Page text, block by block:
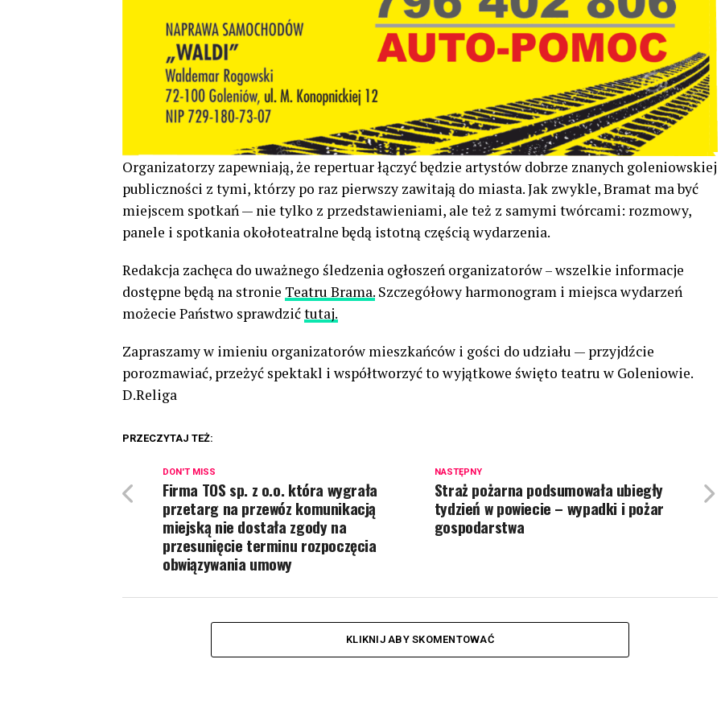
Organizatorzy zapewniają, że repertuar łączyć będzie artystów dobrze znanych goleniowskiej
publiczności z tymi, którzy po raz pierwszy zawitają do miasta. Jak zwykle, Bramat ma być
miejscem spotkań — nie tylko z przedstawieniami, ale też z samymi twórcami: rozmowy,
panele i spotkania okołoteatralne będą istotną częścią wydarzenia.
Redakcja zachęca do uważnego śledzenia ogłoszeń organizatorów – wszelkie informacje
dostępne będą na stronie Teatru Brama. Szczegółowy harmonogram i miejsca wydarzeń
możecie Państwo sprawdzićtutaj.
Zapraszamy w imieniu organizatorów mieszkańców i gości do udziału — przyjdźcie
porozmawiać, przeżyć spektakl i współtworzyć to wyjątkowe święto teatru w Goleniowie.
D.Religa
PRZECZYTAJ TEŻ:
NASTĘPNY
Straż pożarna podsumowała ubiegły
tydzień w powiecie – wypadki i pożar
gospodarstwa
DON'T MISS
Firma TOS sp. z o.o. która wygrała
przetarg na przewóz komunikacją
miejską nie dostała zgody na
przesunięcie terminu rozpoczęcia
obwiązywania umowy
KLIKNIJ ABY SKOMENTOWAĆ